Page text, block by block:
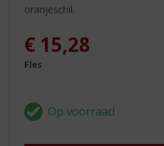
oranjeschil.
€ 15,28
Fles